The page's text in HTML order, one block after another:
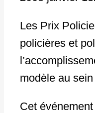
Les Prix
policières et
modèle au
Cet